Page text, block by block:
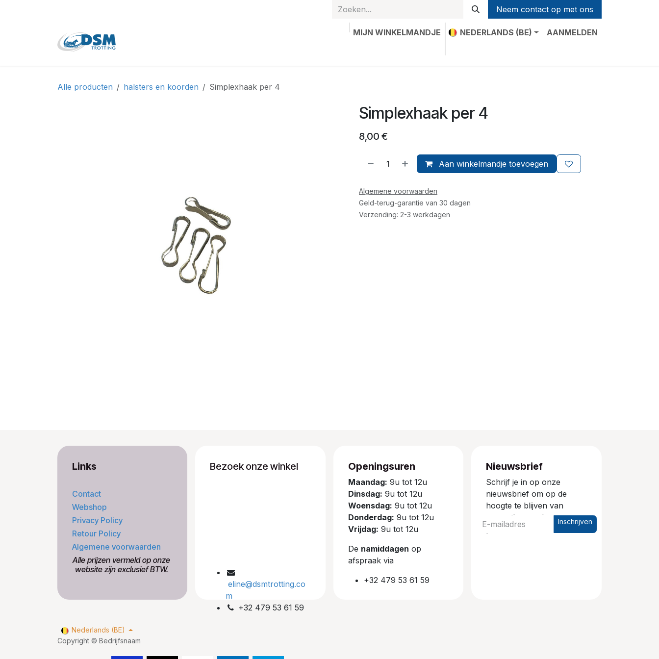
Neem contact op met ons
MIJN WINKELMANDJE NEDERLANDS (BE)
AANMELDEN
Alle producten halsters en koorden Simplexhaak per 4
Simplexhaak per 4
8,00 €
Aan winkelmandje toevoegen
Algemene voorwaarden
Geld-terug-garantie van 30 dagen
Verzending: 2-3 werkdagen
Links
Contact
Webshop
Privacy Policy
Retour Policy
Algemene voorwaarden
​Alle prijzen vermeld op onze
​website zijn exclusief BTW.
Bezoek onze winkel
eline@dsmtrotting.co
m
+32 479 53 61 59
Openingsuren
Maandag: 9u tot 12u
Dinsdag: 9u tot 12u
Woensdag: 9u tot 12u
Donderdag: 9u tot 12u
Vrijdag: 9u tot 12u
De namiddagen op
afspraak via
+32 479 53 61 59
Nieuwsbrief
Schrijf je in op onze
nieuwsbrief om op de
hoogte te blijven van
promoties en nieuwe
producten.
Inschrijven
Copyright © Bedrijfsnaam
Nederlands (BE)